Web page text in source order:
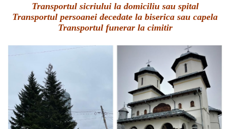
Transportul sicriului la domiciliu sau spital
Transportul persoanei decedate la biserica sau capela
Transportul funerar la cimitir